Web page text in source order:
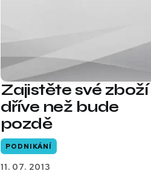
Zajistěte své zboží
dříve než bude
pozdě
PODNIKÁNÍ
11. 07. 2013